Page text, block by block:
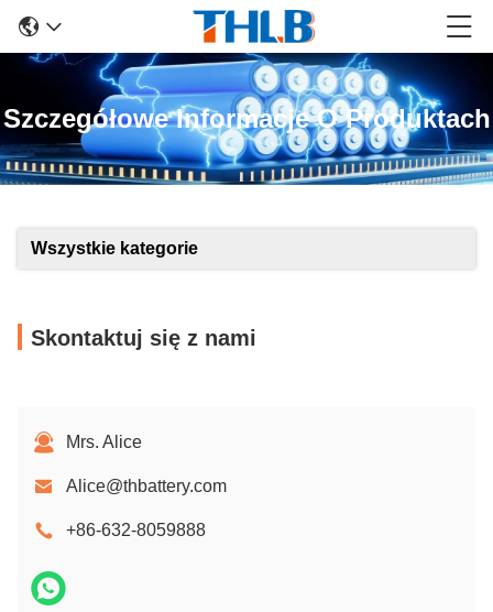
Szczegółowe Informacje O Produktach
Wszystkie kategorie
Skontaktuj się z nami
Mrs. Alice
Alice@thbattery.com
+86-632-8059888